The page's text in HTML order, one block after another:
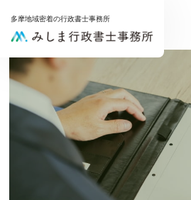
多摩地域密着の行政書士事務所